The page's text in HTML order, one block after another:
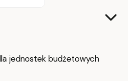
jednostek budżetowych